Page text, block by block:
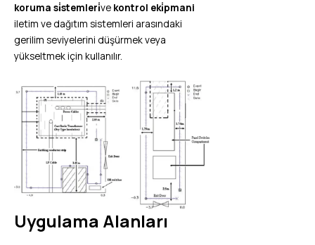
koruma si̇stemleri̇ve kontrol eki̇pmani
iletim ve dağıtım sistemleri arasındaki
gerilim seviyelerini düşürmek veya
yükseltmek için kullanılır.
Uygulama Alanları